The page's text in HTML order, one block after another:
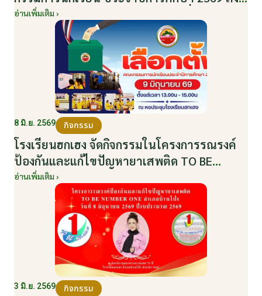
เสริมประชาธิปไตยในโรงเรียน วันที่ 9 มิถุนายน
อ่านเพิ่มเติม ›
8 มิ.ย. 2569 กิจกรรม
โรงเรียนฮกเฮง จัดกิจกรรมในโครงการรณรงค์
ป้องกันและแก้ไขปัญหายาเสพติด TO BE
NUMBER ONE อำเภอบ้านโป่ง ปีงบประมาณ
2569 ให้กับนักเรียนแกนนำ ในวันที่ 8 มิถุนายน
อ่านเพิ่มเติม ›
3 มิ.ย. 2569 กิจกรรม